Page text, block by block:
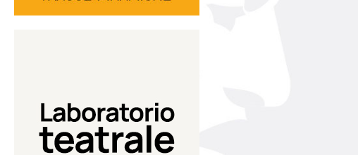
Laboratorio di teatro del
Teatro Eduardo de Filippo